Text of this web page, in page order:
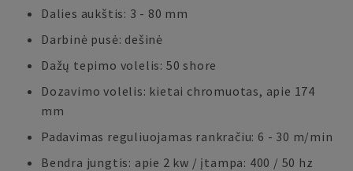
Dalies aukštis: 3 - 80 mm
Darbinė pusė: dešinė
Dažų tepimo volelis: 50 shore
Dozavimo volelis: kietai chromuotas, apie 174
mm
Padavimas reguliuojamas rankračiu: 6 - 30 m/min
Bendra jungtis: apie 2 kw / įtampa: 400 / 50 hz